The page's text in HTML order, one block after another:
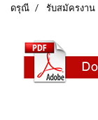
ดรุณี รับสมัครงาน